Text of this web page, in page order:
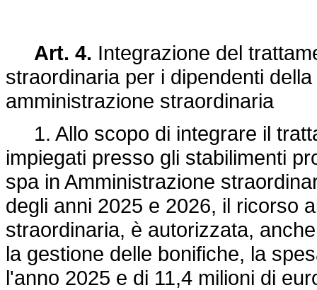
Art. 4. Integrazione del
straordinaria per i dipendenti
amministrazione straordinaria
1. Allo scopo di integrare il
impiegati presso gli stabilimenti
spa in Amministrazione
degli anni 2025 e 2026, il ricorso
straordinaria, è autorizzata,
la gestione delle bonifiche, la
l'anno 2025 e di 11,4 milioni di